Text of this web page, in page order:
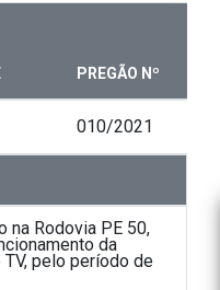
PREGÃO Nº
010/2021
na Rodovia PE 50,
da
pelo período de